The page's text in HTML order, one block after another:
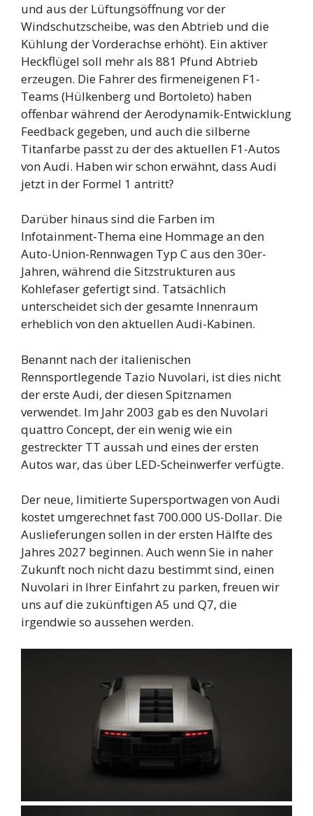
und aus der Lüftungsöffnung vor der
Windschutzscheibe, was den Abtrieb und die
Kühlung der Vorderachse erhöht). Ein aktiver
Heckflügel soll mehr als 881 Pfund Abtrieb
erzeugen. Die Fahrer des firmeneigenen F1-
Teams (Hülkenberg und Bortoleto) haben
offenbar während der Aerodynamik-Entwicklung
Feedback gegeben, und auch die silberne
Titanfarbe passt zu der des aktuellen F1-Autos
von Audi. Haben wir schon erwähnt, dass Audi
jetzt in der Formel 1 antritt?
Darüber hinaus sind die Farben im
Infotainment-Thema eine Hommage an den
Auto-Union-Rennwagen Typ C aus den 30er-
Jahren, während die Sitzstrukturen aus
Kohlefaser gefertigt sind. Tatsächlich
unterscheidet sich der gesamte Innenraum
erheblich von den aktuellen Audi-Kabinen.
Benannt nach der italienischen
Rennsportlegende Tazio Nuvolari, ist dies nicht
der erste Audi, der diesen Spitznamen
verwendet. Im Jahr 2003 gab es den Nuvolari
quattro Concept, der ein wenig wie ein
gestreckter TT aussah und eines der ersten
Autos war, das über LED-Scheinwerfer verfügte.
Der neue, limitierte Supersportwagen von Audi
kostet umgerechnet fast 700.000 US-Dollar. Die
Auslieferungen sollen in der ersten Hälfte des
Jahres 2027 beginnen. Auch wenn Sie in naher
Zukunft noch nicht dazu bestimmt sind, einen
Nuvolari in Ihrer Einfahrt zu parken, freuen wir
uns auf die zukünftigen A5 und Q7, die
irgendwie so aussehen werden.